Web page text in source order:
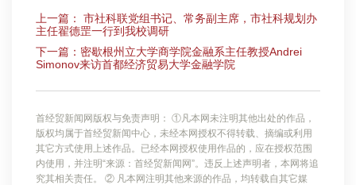
上一篇： 市社科联党组书记、常务副主席，市社科规划办
主任翟德罡一行到我校调研
下一篇：密歇根州立大学商学院金融系主任教授Andrei
Simonov来访首都经济贸易大学金融学院
首经贸新闻网版权与免责声明： ①凡本网未注明其他出处的作品，
版权均属于首经贸新闻中心，未经本网授权不得转载、摘编或利用
其它方式使用上述作品。已经本网授权使用作品的，应在授权范围
内使用，并注明“来源：首经贸新闻网”。违反上述声明者，本网将追
究其相关责任。 ② 凡本网注明其他来源的作品，均转载自其它媒